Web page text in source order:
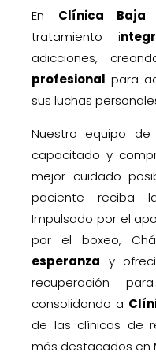
En Clínica
tratamiento i
adicciones,
profesional para
sus luchas
Nuestro equipo de
capacitado y
mejor cuidado
paciente reciba
Impulsado por el
por el boxeo,
esperanza y
recuperación
consolidando a
de las clínicas de
más destacados en